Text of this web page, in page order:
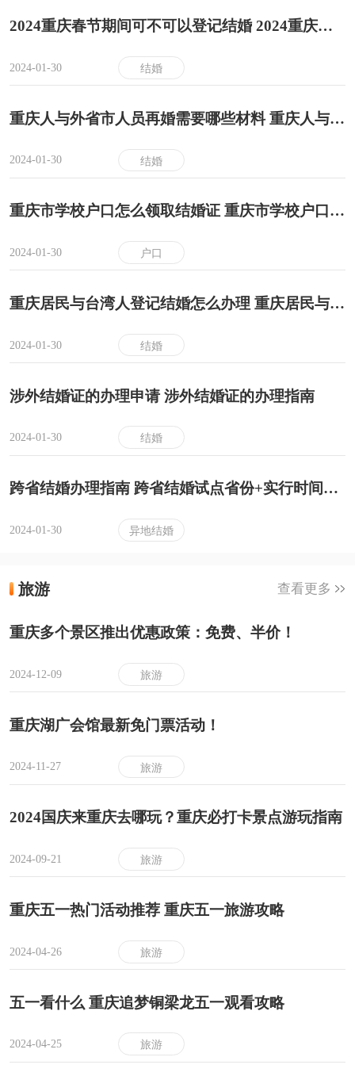
2024重庆春节期间可不可以登记结婚 2024重庆春节期间可以登记结婚吗
2024-01-30 结婚
重庆人与外省市人员再婚需要哪些材料 重庆人与外省市人员再婚材料有哪些
2024-01-30 结婚
重庆市学校户口怎么领取结婚证 重庆市学校户口领取结婚证流程
2024-01-30 户口
重庆居民与台湾人登记结婚怎么办理 重庆居民与台湾人登记结婚办理指南
2024-01-30 结婚
涉外结婚证的办理申请 涉外结婚证的办理指南
2024-01-30 结婚
跨省结婚办理指南 跨省结婚试点省份+实行时间+手续办理
2024-01-30 异地结婚
旅游 查看更多
重庆多个景区推出优惠政策：免费、半价！
2024-12-09 旅游
重庆湖广会馆最新免门票活动！
2024-11-27 旅游
2024国庆来重庆去哪玩？重庆必打卡景点游玩指南
2024-09-21 旅游
重庆五一热门活动推荐 重庆五一旅游攻略
2024-04-26 旅游
五一看什么 重庆追梦铜梁龙五一观看攻略
2024-04-25 旅游